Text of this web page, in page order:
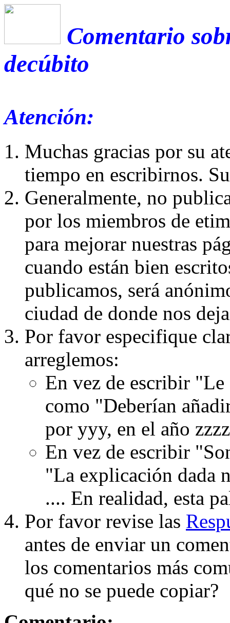
Comentario
decúbito
Atención:
Muchas gracias por su
tiempo en escribirnos.
Generalmente, no
por los miembros de
para mejorar nuestras
cuando están bien
publicamos, será
ciudad de donde nos
Por favor especifique
arreglemos:
En vez de escribir
como "Deberían
por yyy, en el año
En vez de escribir
"La explicación dada
.... En realidad, esta
Por favor revise las
antes de enviar un
los comentarios más
qué no se puede copiar?